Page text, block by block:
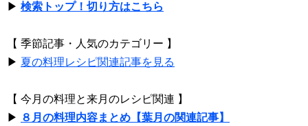
▶ 検索トップ！切り方はこちら
【 季節記事・人気のカテゴリー 】
▶ 夏の料理レシピ関連記事を見る
【 今月の料理と来月のレシピ関連 】
▶ ８月の料理内容まとめ【葉月の関連記事】